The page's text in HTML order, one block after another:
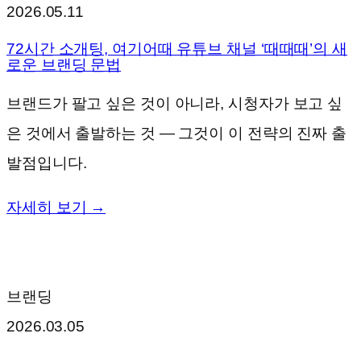
2026.05.11
72시간 소개팅, 여기어때 유튜브 채널 ‘때때때’의 새
로운 브랜딩 문법
브랜드가 팔고 싶은 것이 아니라, 시청자가 보고 싶
은 것에서 출발하는 것 — 그것이 이 전략의 진짜 출
발점입니다.
자세히 보기 →
브랜딩
2026.03.05